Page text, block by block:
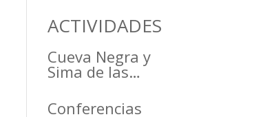
ACTIVIDADES
Cueva Negra y
Sima de las
Primer Congreso
Conferencias